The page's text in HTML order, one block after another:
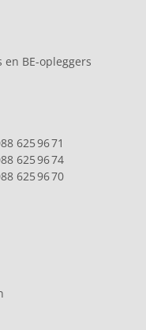
BE-opleggers
625 96 71
625 96 74
625 96 70